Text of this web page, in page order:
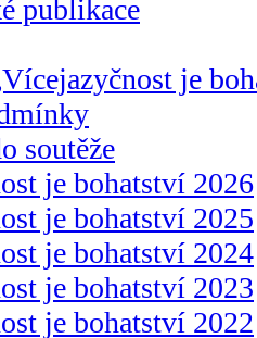
publikace
je
soutěže
je bohatství 2026
je bohatství 2025
je bohatství 2024
je bohatství 2023
je bohatství 2022